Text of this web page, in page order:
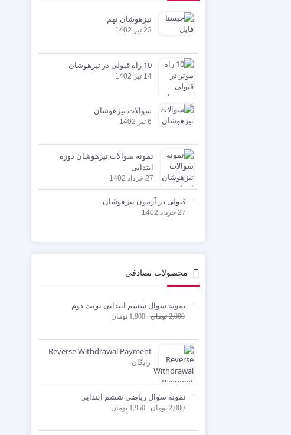
تیزهوشان نهم
23 تیر 1402
10 راه قبولی در تیزهوشان
14 تیر 1402
سوالات تیزهوشان
6 تیر 1402
نمونه سوالات تیزهوشان دوره
ابتدایی
27 خرداد 1402
قبولی در آزمون تیزهوشان
27 خرداد 1402
محصولات تصادفی
نمونه سوال ششم ابتدایی نوبت دوم
2,000 تومان 1,900 تومان
Reverse Withdrawal Payment
رایگان
نمونه سوال ریاضی ششم ابتدایی
2,000 تومان 1,950 تومان